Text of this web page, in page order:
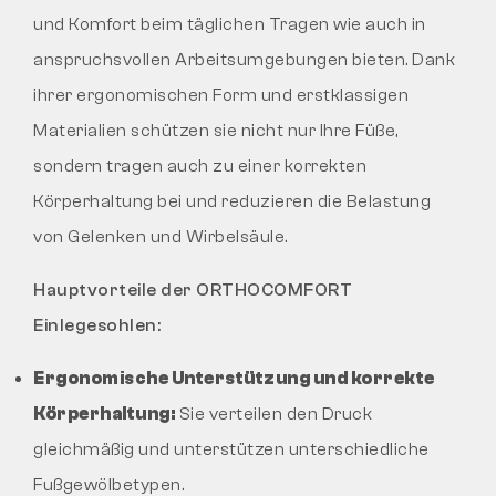
und Komfort beim täglichen Tragen wie auch in
anspruchsvollen Arbeitsumgebungen bieten. Dank
ihrer ergonomischen Form und erstklassigen
Materialien schützen sie nicht nur Ihre Füße,
sondern tragen auch zu einer korrekten
Körperhaltung bei und reduzieren die Belastung
von Gelenken und Wirbelsäule.
Hauptvorteile der ORTHOCOMFORT
Einlegesohlen:
Ergonomische Unterstützung und korrekte
Körperhaltung: Sie verteilen den Druck
gleichmäßig und unterstützen unterschiedliche
Fußgewölbetypen.